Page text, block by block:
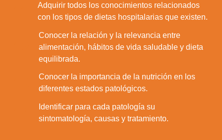
Adquirir todos los conocimientos relacionados
con los tipos de dietas hospitalarias que existen.
Conocer la relación y la relevancia entre
alimentación, hábitos de vida saludable y dieta
equilibrada.
Conocer la importancia de la nutrición en los
diferentes estados patológicos.
Identificar para cada patología su
sintomatología, causas y tratamiento.